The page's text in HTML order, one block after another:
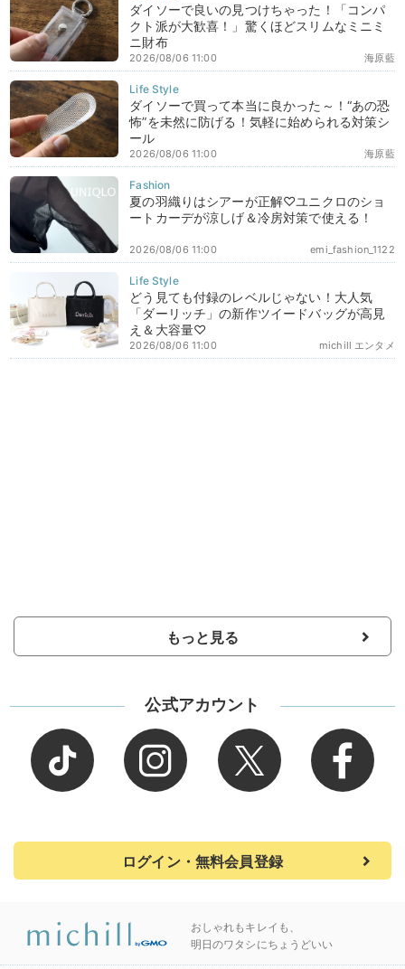
ダイソーで良いの見つけちゃった！「コンパ
クト派が大歓喜！」驚くほどスリムなミニミ
ニ財布
海原藍
2026/08/06 11:00
ダイソーで買って本当に良かった～！“あの恐
怖”を未然に防げる！気軽に始められる対策シ
ール
海原藍
2026/08/06 11:00
夏の羽織りはシアーが正解♡ユニクロのショ
ートカーデが涼しげ＆冷房対策で使える！
emi_fashion_1122
2026/08/06 11:00
どう見ても付録のレベルじゃない！大人気
「ダーリッチ」の新作ツイードバッグが高見
え＆大容量♡
michill エンタメ
2026/08/06 11:00
もっと見る
公式アカウント
ログイン・無料会員登録
おしゃれもキレイも、
明日のワタシにちょうどいい